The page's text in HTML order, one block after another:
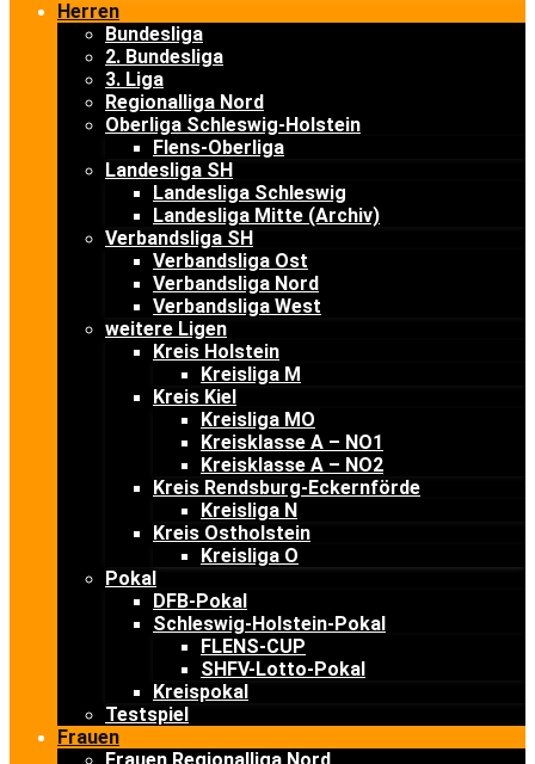
Herren
Bundesliga
2. Bundesliga
3. Liga
Regionalliga Nord
Oberliga Schleswig-Holstein
Flens-Oberliga
Landesliga SH
Landesliga Schleswig
Landesliga Mitte (Archiv)
Verbandsliga SH
Verbandsliga Ost
Verbandsliga Nord
Verbandsliga West
weitere Ligen
Kreis Holstein
Kreisliga M
Kreis Kiel
Kreisliga MO
Kreisklasse A – NO1
Kreisklasse A – NO2
Kreis Rendsburg-Eckernförde
Kreisliga N
Kreis Ostholstein
Kreisliga O
Pokal
DFB-Pokal
Schleswig-Holstein-Pokal
FLENS-CUP
SHFV-Lotto-Pokal
Kreispokal
Testspiel
Frauen